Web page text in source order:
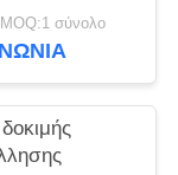
βαθμού
σύνολο